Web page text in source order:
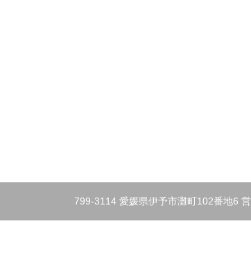
799-3114 愛媛県伊予市灘町102番地6